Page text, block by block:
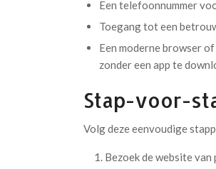
Een telefoonnummer
Toegang tot een
Een moderne browser
zonder een app te
Stap-voor-
Volg deze eenvoudige
Bezoek de website van